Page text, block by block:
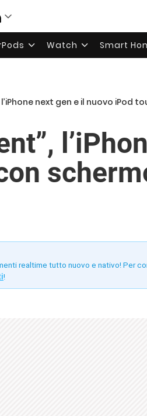
Watch Smart
l’iPhone next gen e il nuovo iPod
realtime tutto nuovo e nativo! Per
!